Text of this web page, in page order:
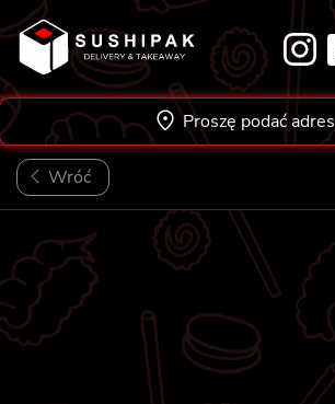
Skip
to
content
Proszę podać adres
Wróć